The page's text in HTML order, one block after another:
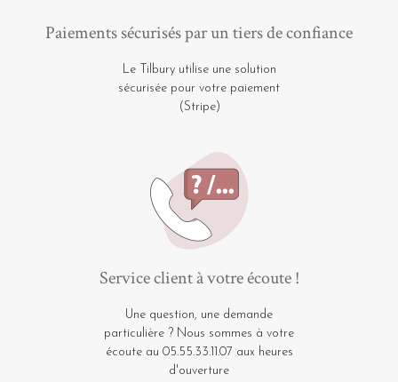
Paiements sécurisés par un tiers de confiance
Le Tilbury utilise une solution
sécurisée pour votre paiement
(Stripe)
Service client à votre écoute !
Une question, une demande
particulière ? Nous sommes à votre
écoute au 05.55.33.11.07 aux heures
d'ouverture